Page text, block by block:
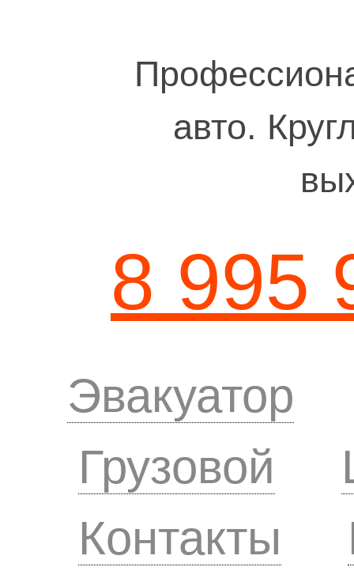
авто.
8 995
Эвакуатор
Грузовой
Контакты